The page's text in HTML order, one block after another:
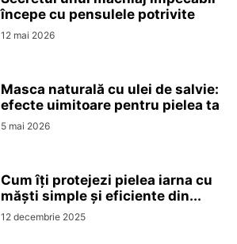
începe cu pensulele potrivite
12 mai 2026
Masca naturală cu ulei de salvie:
efecte uimitoare pentru pielea ta
5 mai 2026
Cum îți protejezi pielea iarna cu
măști simple și eficiente din...
12 decembrie 2025